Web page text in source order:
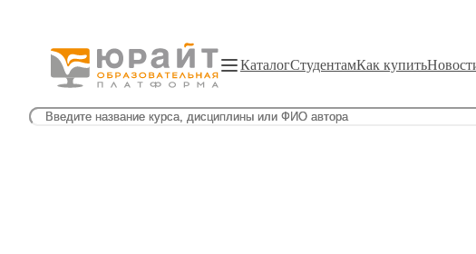
КаталогСтудентамКак купить